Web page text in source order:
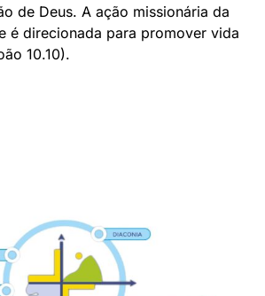
de Deus. A ação missionária da
é direcionada para promover vida
10.10).